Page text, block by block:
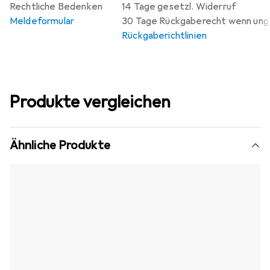
14 Tage gesetzl. Widerruf
30 Tage Rückgaberecht wenn
Rückgaberichtlinien
Rechtliche Bedenken
Meldeformular
Produkte vergleichen
Ähnliche Produkte